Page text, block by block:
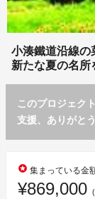
小湊鐵道沿線の
新たな夏の名所
このプロジェク
支援、ありがと
stars 集まっている金
¥869,000